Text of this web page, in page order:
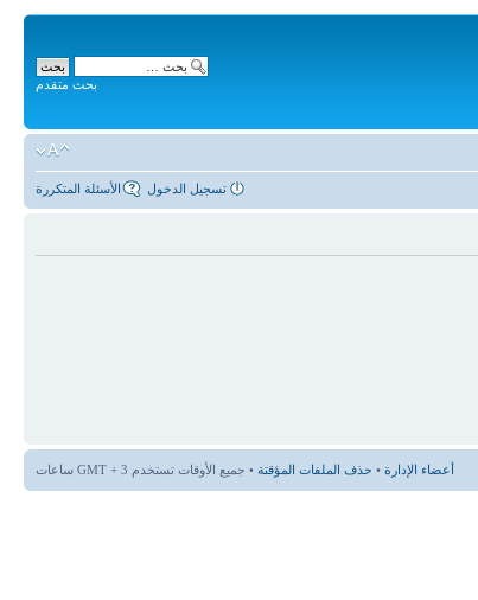
بحث متقدم
الأسئلة المتكررة تسجيل الدخول
أعضاء الإدارة • حذف الملفات المؤقتة • جميع الأوقات تستخدم GMT + 3 ساعات